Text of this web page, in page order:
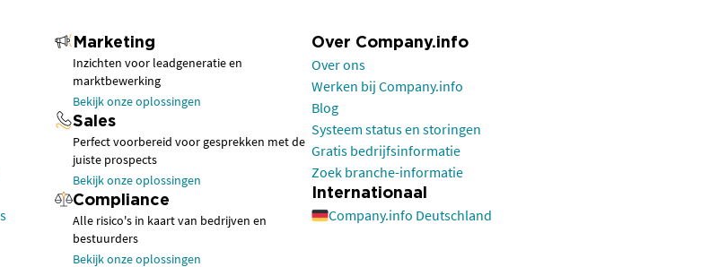
Marketing
Inzichten voor leadgeneratie en
marktbewerking
Bekijk onze oplossingen
Sales
Perfect voorbereid voor gesprekken met de
juiste prospects
Bekijk onze oplossingen
Compliance
Alle risico's in kaart van bedrijven en
bestuurders
Bekijk onze oplossingen
Over Company.info
Over ons
Werken bij Company.info
Blog
Systeem status en storingen
Gratis bedrijfsinformatie
Zoek branche-informatie
Internationaal
Company.info Deutschland